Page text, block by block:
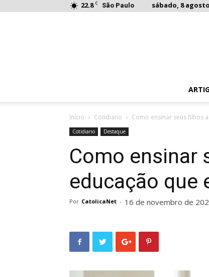
22.8 C São Paulo sábado, 8
Início Cotidiano Como ensinar seus filhos
Cotidiano Destaque
Como ensinar
educação que
Por CatolicaNet - 16 de novembro de